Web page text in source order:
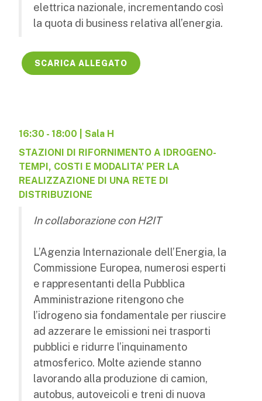
elettrica nazionale, incrementando così
la quota di business relativa all’energia.
SCARICA ALLEGATO
16:30 - 18:00 | Sala H
STAZIONI DI RIFORNIMENTO A IDROGENO-
TEMPI, COSTI E MODALITA’ PER LA
REALIZZAZIONE DI UNA RETE DI
DISTRIBUZIONE
In collaborazione con H2IT
L’Agenzia Internazionale dell’Energia, la
Commissione Europea, numerosi esperti
e rappresentanti della Pubblica
Amministrazione ritengono che
l’idrogeno sia fondamentale per riuscire
ad azzerare le emissioni nei trasporti
pubblici e ridurre l’inquinamento
atmosferico. Molte aziende stanno
lavorando alla produzione di camion,
autobus, autoveicoli e treni di nuova